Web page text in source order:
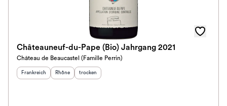
Châteauneuf-du-Pape (Bio) Jahrgang 2021
Château de Beaucastel (Famille Perrin)
Herkunftsland
Frankreich Herkunftsregion:
Rhône Geschmack
trocken